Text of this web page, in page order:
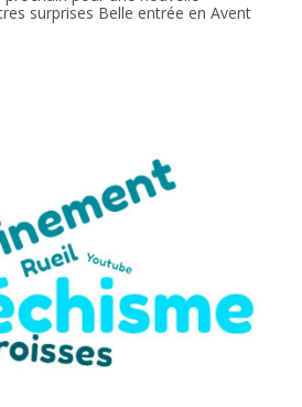
surprises Belle entrée en Avent